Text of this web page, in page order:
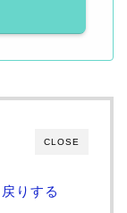
CLOSE
りする